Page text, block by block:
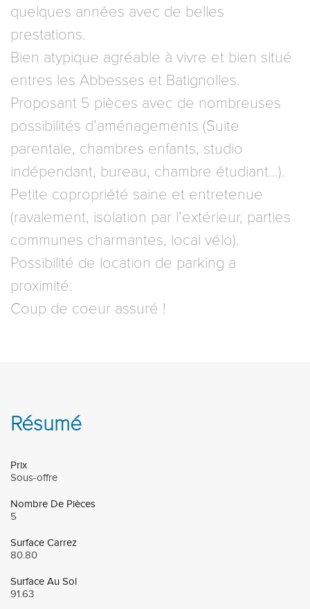
quelques années avec de belles
prestations.
Bien atypique agréable à vivre et bien situé
entres les Abbesses et Batignolles.
Proposant 5 pièces avec de nombreuses
possibilités d’aménagements (Suite
parentale, chambres enfants, studio
indépendant, bureau, chambre étudiant…).
Petite copropriété saine et entretenue
(ravalement, isolation par l’extérieur, parties
communes charmantes, local vélo).
Possibilité de location de parking a
proximité.
Coup de coeur assuré !
Résumé
Prix
Sous-offre
Nombre De Pièces
5
Surface Carrez
80.80
Surface Au Sol
91.63